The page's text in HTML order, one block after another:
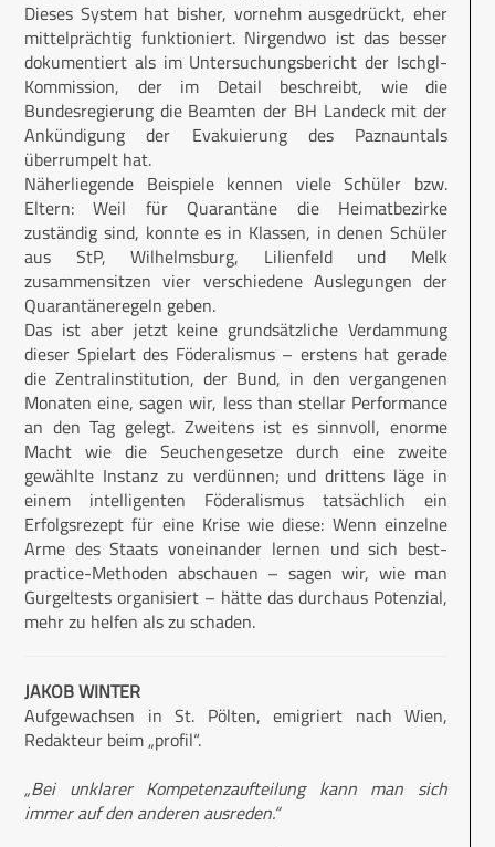
Dieses System hat bisher, vornehm ausgedrückt, eher
mittelprächtig funktioniert. Nirgendwo ist das besser
dokumentiert als im Untersuchungsbericht der Ischgl-
Kommission, der im Detail beschreibt, wie die
Bundesregierung die Beamten der BH Landeck mit der
Ankündigung der Evakuierung des Paznauntals
überrumpelt hat.
Näherliegende Beispiele kennen viele Schüler bzw.
Eltern: Weil für Quarantäne die Heimatbezirke
zuständig sind, konnte es in Klassen, in denen Schüler
aus StP, Wilhelmsburg, Lilienfeld und Melk
zusammensitzen vier verschiedene Auslegungen der
Quarantäneregeln geben.
Das ist aber jetzt keine grundsätzliche Verdammung
dieser Spielart des Föderalismus – erstens hat gerade
die Zentralinstitution, der Bund, in den vergangenen
Monaten eine, sagen wir, less than stellar Performance
an den Tag gelegt. Zweitens ist es sinnvoll, enorme
Macht wie die Seuchengesetze durch eine zweite
gewählte Instanz zu verdünnen; und drittens läge in
einem intelligenten Föderalismus tatsächlich ein
Erfolgsrezept für eine Krise wie diese: Wenn einzelne
Arme des Staats voneinander lernen und sich best-
practice-Methoden abschauen – sagen wir, wie man
Gurgeltests organisiert – hätte das durchaus Potenzial,
mehr zu helfen als zu schaden.
JAKOB WINTER
Aufgewachsen in St. Pölten, emigriert nach Wien,
Redakteur beim „profil“.
„Bei unklarer Kompetenzaufteilung kann man sich
immer auf den anderen ausreden.“